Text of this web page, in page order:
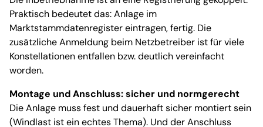
Praktisch bedeutet das: Anlage im
Marktstammdatenregister eintragen, fertig. Die
zusätzliche Anmeldung beim Netzbetreiber ist für viele
Konstellationen entfallen bzw. deutlich vereinfacht
worden.
Montage und Anschluss: sicher und normgerecht
Die Anlage muss fest und dauerhaft sicher montiert sein
(Windlast ist ein echtes Thema). Und der Anschluss